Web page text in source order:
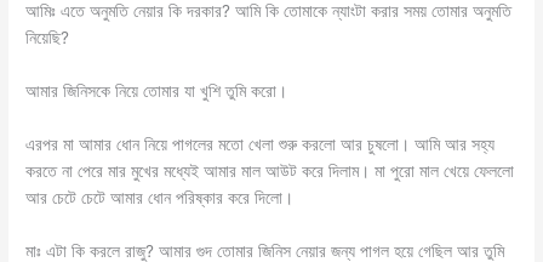
আমিঃ এতে অনুমতি নেয়ার কি দরকার? আমি কি তোমাকে ন্যাংটা করার সময় তোমার অনুমতি
নিয়েছি?
আমার জিনিসকে নিয়ে তোমার যা খুশি তুমি করো।
এরপর মা আমার ধোন নিয়ে পাগলের মতো খেলা শুরু করলো আর চুষলো। আমি আর সহ্য
করতে না পেরে মার মুখের মধ্যেই আমার মাল আউট করে দিলাম। মা পুরো মাল খেয়ে ফেললো
আর চেটে চেটে আমার ধোন পরিষ্কার করে দিলো।
মাঃ এটা কি করলে রাজু? আমার গুদ তোমার জিনিস নেয়ার জন্য পাগল হয়ে গেছিল আর তুমি